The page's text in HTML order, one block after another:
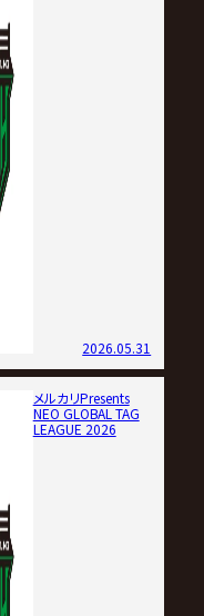
2026.05.31
メルカリPresents
NEO GLOBAL TAG
LEAGUE 2026